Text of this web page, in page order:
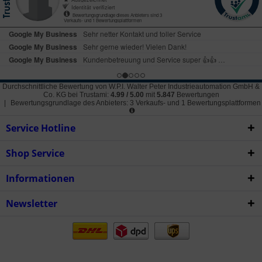
Durchschnittliche Bewertung von W.P.I. Walter Peter Industrieautomation GmbH &
Co. KG bei Trustami: 4.99 / 5.00 mit 5.847 Bewertungen
Bewertungsgrundlage des Anbieters: 3 Verkaufs- und 1 Bewertungsplattformen
Service Hotline
Shop Service
Informationen
Newsletter